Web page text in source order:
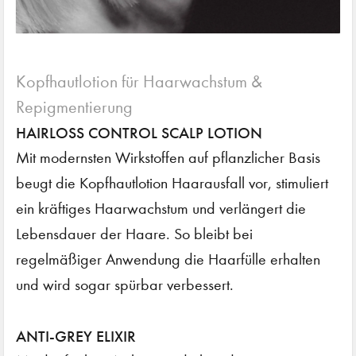
Kopfhautlotion für Haarwachstum &
Repigmentierung
HAIRLOSS CONTROL SCALP LOTION
Mit modernsten Wirkstoffen auf pflanzlicher Basis
beugt die Kopfhautlotion Haarausfall vor, stimuliert
ein kräftiges Haarwachstum und verlängert die
Lebensdauer der Haare. So bleibt bei
regelmäßiger Anwendung die Haarfülle erhalten
und wird sogar spürbar verbessert.
ANTI-GREY ELIXIR